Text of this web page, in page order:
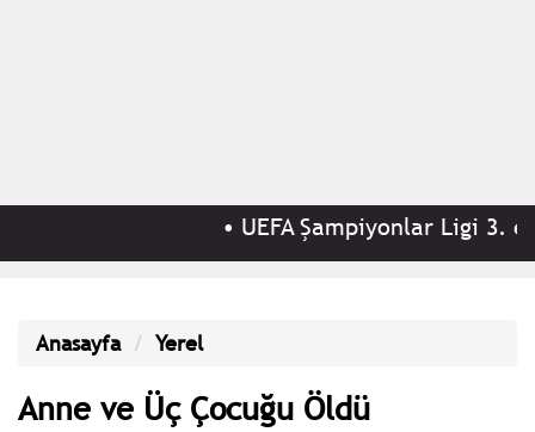
UEFA Şampiyonlar Ligi 3.
Anasayfa Yerel
Anne ve Üç Çocuğu Öldü